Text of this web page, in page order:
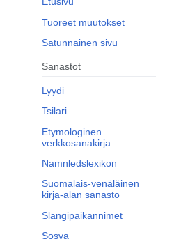
Tuoreet muutokset
Satunnainen sivu
Sanastot
Lyydi
Tsilari
Etymologinen
verkkosanakirja
Namnledslexikon
Suomalais-venäläinen
kirja-alan sanasto
Slangipaikannimet
Sosva